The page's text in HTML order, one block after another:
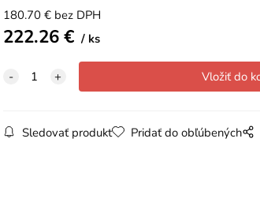
180.70€ bez DPH
222.26€ ks
Sledovať produkt Pridať do obľúbených